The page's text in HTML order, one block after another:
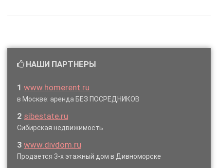
НАШИ ПАРТНЕРЫ
1 www.homerent.ru
в Москве: аренда БЕЗ ПОСРЕДНИКОВ
2 sibestate.ru
Сибирская недвижимость
3 www.divdom.ru
Продается 3-х этажный дом в Дивноморске